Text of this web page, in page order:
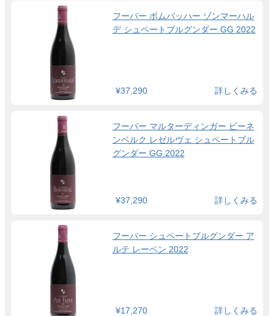
フーバー ボムバッハー ゾンマーハル
デ シュペートブルグンダー GG 2022
¥37,290 詳しくみる
フーバー マルターディンガー ビーネ
ンベルク レゼルヴェ シュペートブル
グンダー GG 2022
¥37,290 詳しくみる
フーバー シュペートブルグンダー ア
ルテ レーベン 2022
¥17,270 詳しくみる